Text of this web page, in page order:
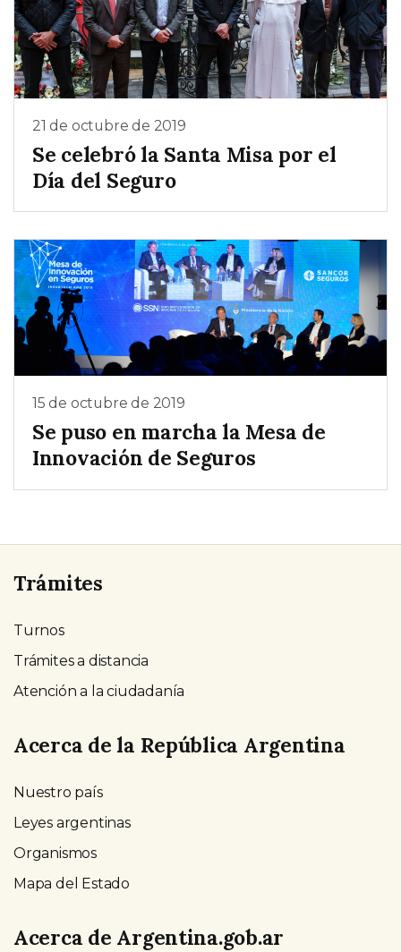
21 de octubre de 2019
Se celebró la Santa Misa por el
Día del Seguro
15 de octubre de 2019
Se puso en marcha la Mesa de
Innovación de Seguros
Trámites
Turnos
Trámites a distancia
Atención a la ciudadanía
Acerca de la República Argentina
Nuestro país
Leyes argentinas
Organismos
Mapa del Estado
Acerca de Argentina.gob.ar